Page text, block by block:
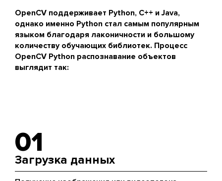
OpenCV поддерживает Python, C++ и Java,
однако именно Python стал самым популярным
языком благодаря лаконичности и большому
количеству обучающих библиотек. Процесс
OpenCV Python распознавание объектов
выглядит так:
01
Загрузка данных